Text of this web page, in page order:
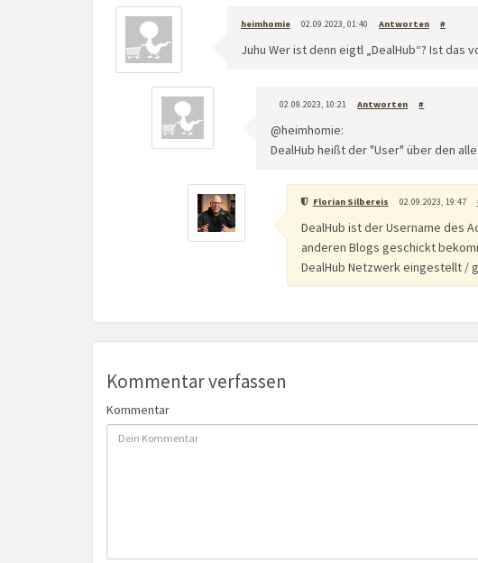
heimhomie 02.09.2023, 01:40 Antworten #
Juhu Wer ist denn eigtl „DealHub“? Ist das
02.09.2023, 10:21 Antworten #
@heimhomie:
DealHub heißt der "User" über den
Florian Silbereis 02.09.2023, 19:47
DealHub ist der Username des
anderen Blogs geschickt
DealHub Netzwerk eingestellt /
Kommentar verfassen
Kommentar